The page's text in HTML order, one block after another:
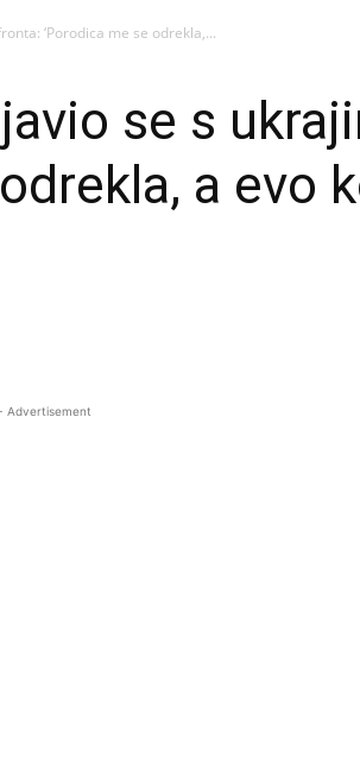
‘Porodica me se odrekla,...
se s
a evo
Advertisement